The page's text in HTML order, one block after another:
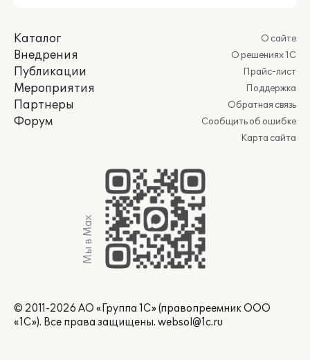
Каталог
Внедрения
Публикации
Мероприятия
Партнеры
Форум
О сайте
О решениях 1С
Прайс-лист
Поддержка
Обратная связь
Сообщить об ошибке
Карта сайта
Мы в Max
© 2011-2026 АО «Группа 1С» (правопреемник ООО
«1С»). Все права защищены. websol@1c.ru